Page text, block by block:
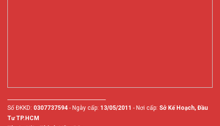
Số ĐKKD: 0307737594 - Ngày cấp: 13/05/2011 - Nơi cấp: Sở Kế Hoạch, Đầu
Tư TP.HCM